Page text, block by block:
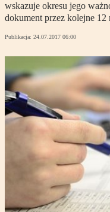
wskazuje okresu jego
dokument przez kolejne
Publikacja: 24.07.2017 06:00